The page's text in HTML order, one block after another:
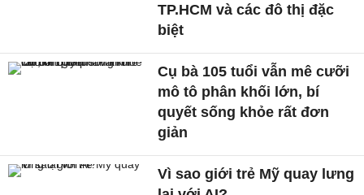
TP.HCM và các đô thị đặc
biệt
Cụ bà 105 tuổi vẫn mê cưỡi
mô tô phân khối lớn, bí
quyết sống khỏe rất đơn
giản
Vì sao giới trẻ Mỹ quay lưng